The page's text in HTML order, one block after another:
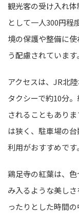
観光客の受け入れ
として一人300円程
境の保護や整備に
う配慮されています。
アクセスは、JR北
タクシーで約10分
されることもあり
は狭く、駐車場の
利用がおすすめです。
鶏足寺の紅葉は、
み入るような美し
ったりとした時間